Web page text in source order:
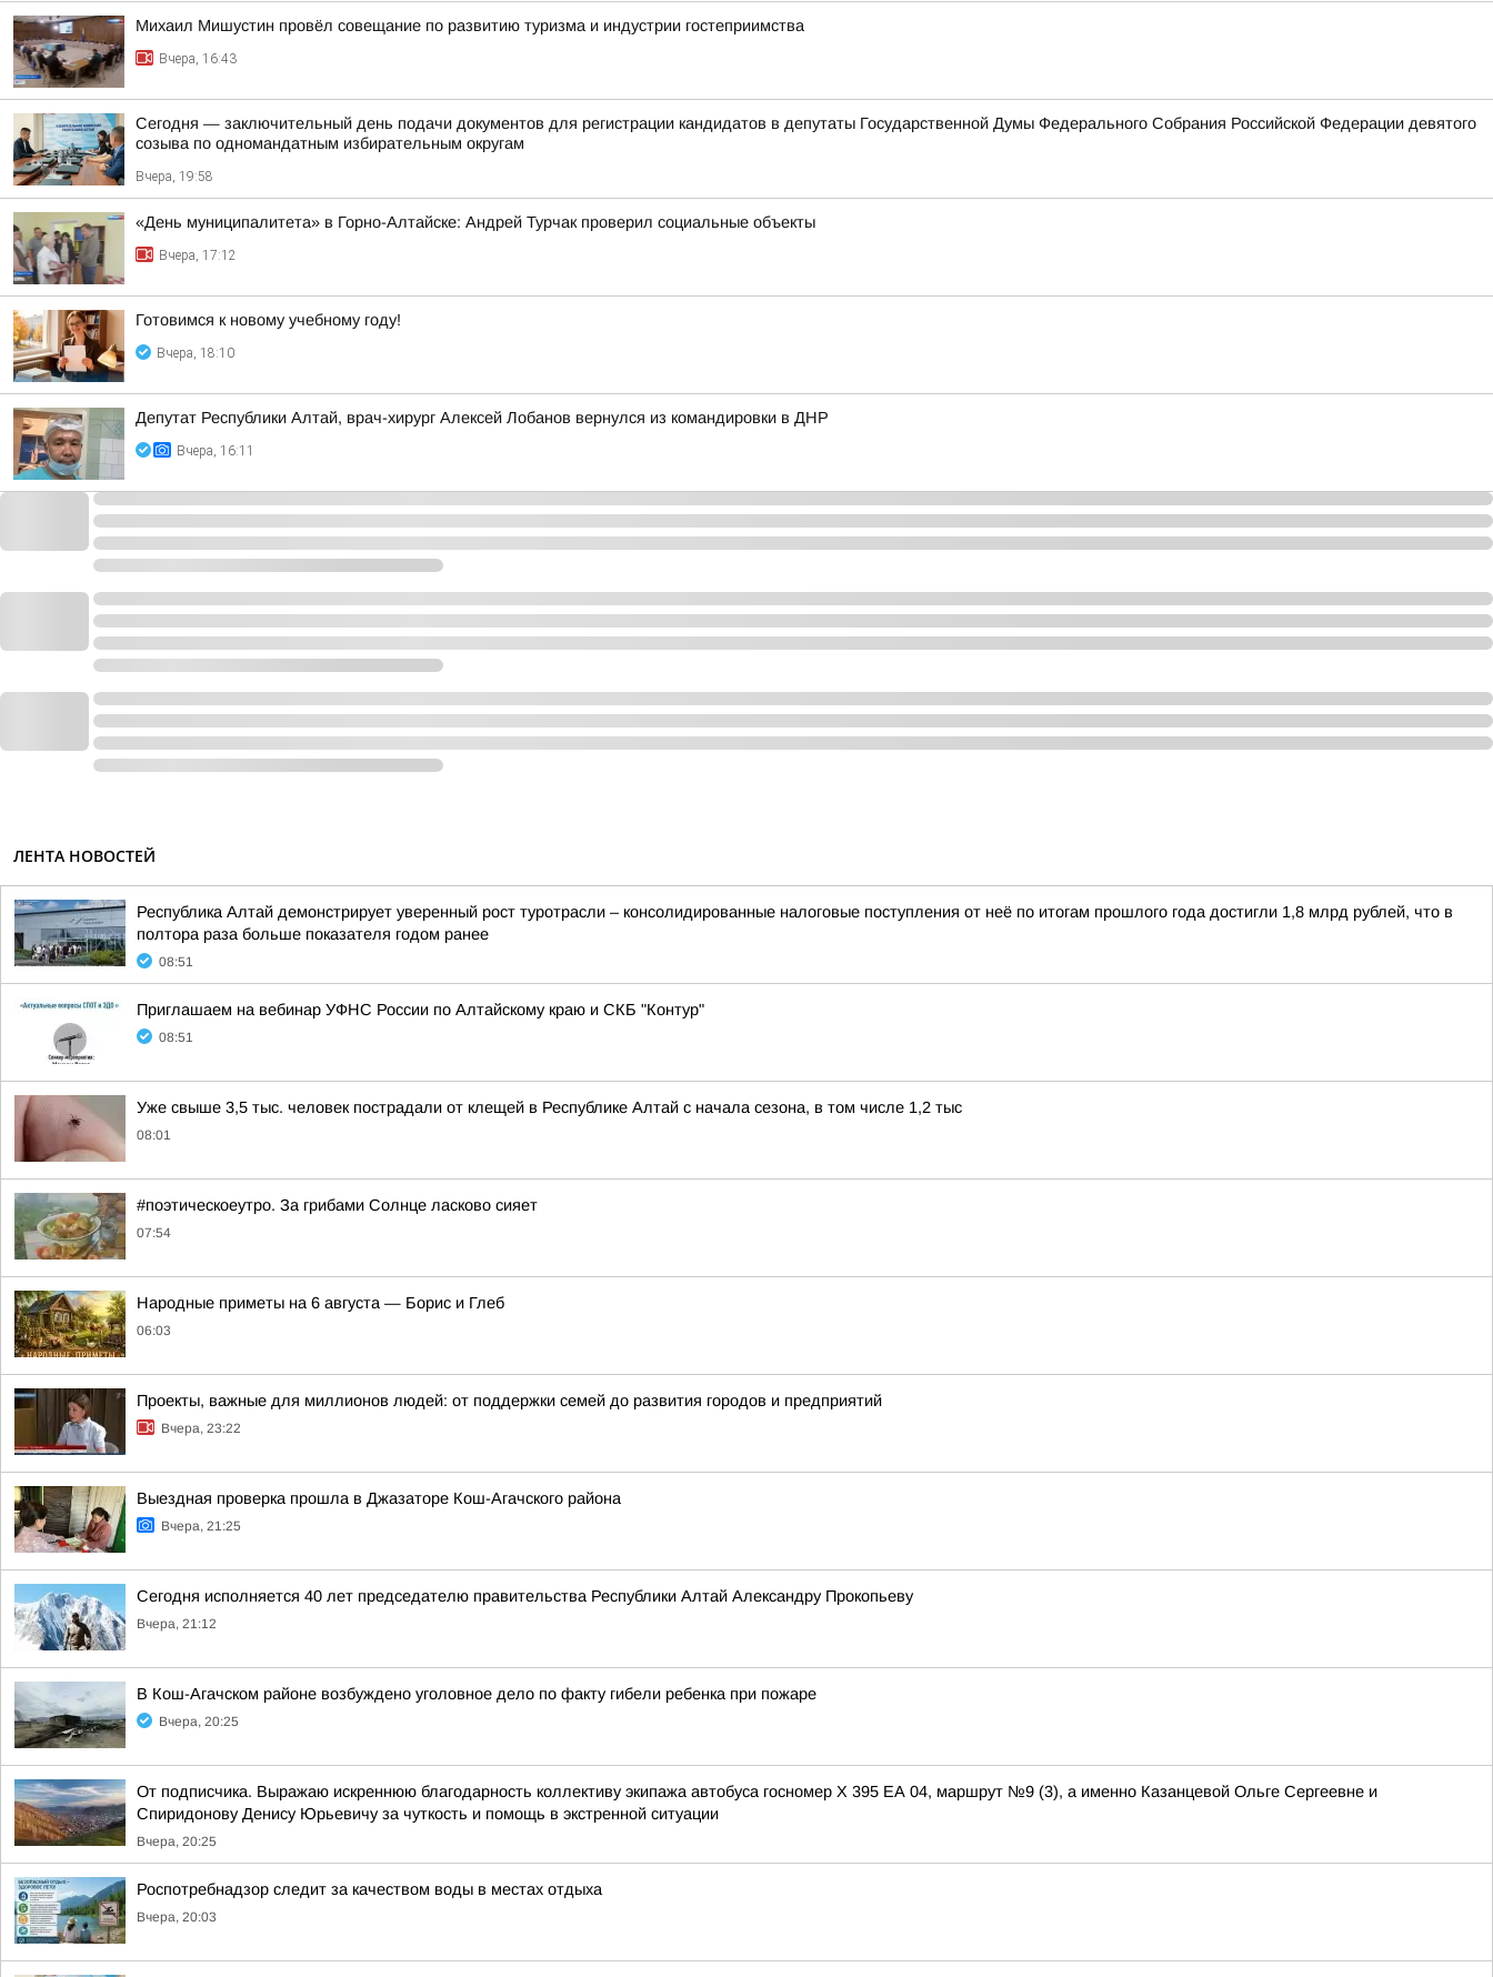
Михаил Мишустин провёл совещание по развитию туризма и индустрии гостеприимства
Вчера, 16:43
Сегодня — заключительный день подачи документов для регистрации кандидатов в депутаты Государственной Думы Федерального Собрания Российской Федерации девятого
созыва по одномандатным избирательным округам
Вчера, 19:58
«День муниципалитета» в Горно-Алтайске: Андрей Турчак проверил социальные объекты
Вчера, 17:12
Готовимся к новому учебному году!
Вчера, 18:10
Депутат Республики Алтай, врач-хирург Алексей Лобанов вернулся из командировки в ДНР
Вчера, 16:11
ЛЕНТА НОВОСТЕЙ
Республика Алтай демонстрирует уверенный рост туротрасли – консолидированные налоговые поступления от неё по итогам прошлого года достигли 1,8 млрд рублей, что в
полтора раза больше показателя годом ранее
08:51
Приглашаем на вебинар УФНС России по Алтайскому краю и СКБ "Контур"
08:51
Уже свыше 3,5 тыс. человек пострадали от клещей в Республике Алтай с начала сезона, в том числе 1,2 тыс
08:01
#поэтическоеутро. За грибами Солнце ласково сияет
07:54
Hapoдныe пpимeты нa 6 aвгуcтa — Бopиc и Глeб
06:03
Проекты, важные для миллионов людей: от поддержки семей до развития городов и предприятий
Вчера, 23:22
Выездная проверка прошла в Джазаторе Кош-Агачского района
Вчера, 21:25
Сегодня исполняется 40 лет председателю правительства Республики Алтай Александру Прокопьеву
Вчера, 21:12
В Кош-Агачском районе возбуждено уголовное дело по факту гибели ребенка при пожаре
Вчера, 20:25
От подписчика. Выражаю искреннюю благодарность коллективу экипажа автобуса госномер X 395 ЕА 04, маршрут №9 (3), а именно Казанцевой Ольге Сергеевне и
Спиридонову Денису Юрьевичу за чуткость и помощь в экстренной ситуации
Вчера, 20:25
Роспотребнадзор следит за качеством воды в местах отдыха
Вчера, 20:03